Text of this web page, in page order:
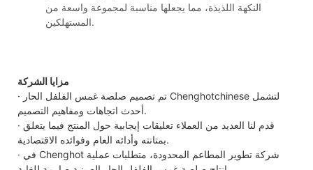
النكهة اللذيذة، مما يجعلها مناسبة لمجموعة واسعة من
المستهلكين.
مزايا الشركة
· تم تصميم صلصة غمس الفلفل الحار Chenghotchinese لتشمل
أحدث اتجاهات ومفاهيم التصميم.
· قدم لنا العديد من العملاء تعليقات إيجابية حول المنتج فيما يتعلق
بمتانته وأدائه العام وفوائده الاقتصادية.
· في Chenghot شركة تطوير المطاعم المحدودة، متطلبات عملية